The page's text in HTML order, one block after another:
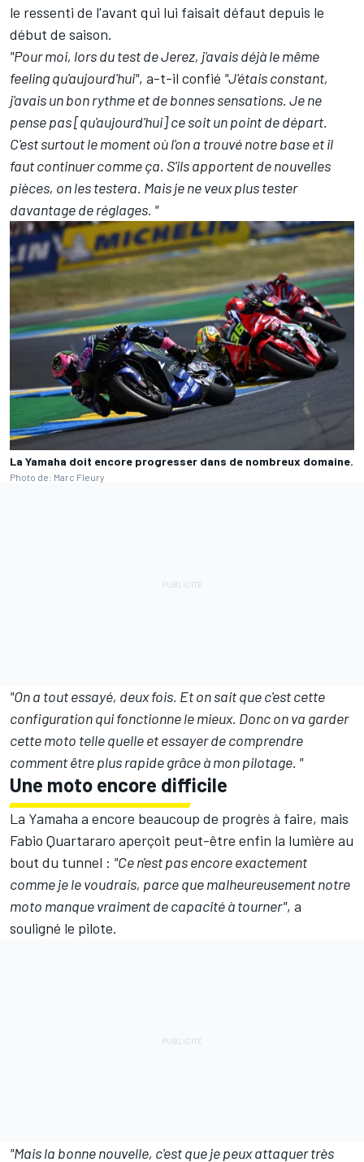
le ressenti de l'avant qui lui faisait défaut depuis le
début de saison.
"Pour moi, lors du test de Jerez, j'avais déjà le même
feeling qu'aujourd'hui", a-t-il confié "J'étais constant,
j'avais un bon rythme et de bonnes sensations. Je ne
pense pas [qu'aujourd'hui] ce soit un point de départ.
C'est surtout le moment où l'on a trouvé notre base et il
faut continuer comme ça. S'ils apportent de nouvelles
pièces, on les testera. Mais je ne veux plus tester
davantage de réglages. "
La Yamaha doit encore progresser dans de nombreux domaine.
Photo de: Marc Fleury
"On a tout essayé, deux fois. Et on sait que c'est cette
configuration qui fonctionne le mieux. Donc on va garder
cette moto telle quelle et essayer de comprendre
comment être plus rapide grâce à mon pilotage. "
Une moto encore difficile
La Yamaha a encore beaucoup de progrès à faire, mais
Fabio Quartararo aperçoit peut-être enfin la lumière au
bout du tunnel : "Ce n'est pas encore exactement
comme je le voudrais, parce que malheureusement notre
moto manque vraiment de capacité à tourner", a
souligné le pilote.
"Mais la bonne nouvelle, c'est que je peux attaquer très